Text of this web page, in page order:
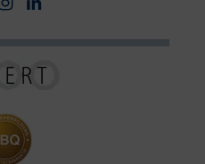
Instagram
Linkedin